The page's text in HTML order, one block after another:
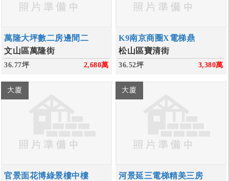
萬隆大坪數二房邊間二
文山區萬隆街
36.77坪 2,680萬
K9南京商圈X電梯鼎
松山區寶清街
36.52坪 3,380萬
大廈
官景面花博綠景樓中樓
大廈
河景延三電梯精美三房